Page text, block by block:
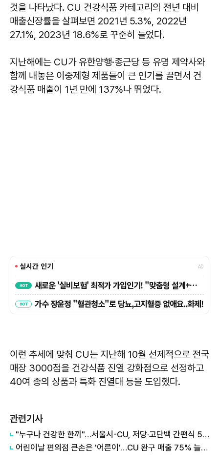
것을 나타났다. CU 건강식품 카테고리의 전년 대비
매출신장률을 살펴보면 2021년 5.3%, 2022년
27.1%, 2023년 18.6%로 꾸준히 늘었다.
지난해에는 CU가 유한양행·종근당 등 유명 제약사와
함께 내놓은 이중제형 제품들이 큰 인기를 끌면서 건
강식품 매출이 1년 만에 137%나 뛰었다.
이런 추세에 맞춰 CU는 지난해 10월 선제적으로 전국
매장 3000점을 건강식품 진열 강화점으로 선정하고
40여 종의 상품과 특화 진열대 등을 도입했다.
관련기사
"누구나 건강한 한끼"…서울시-CU, 저당·고단백 간편식 5종 출시
어린이날 편의점 큰손은 '어른이'…CU 완구 매출 75% 늘었다